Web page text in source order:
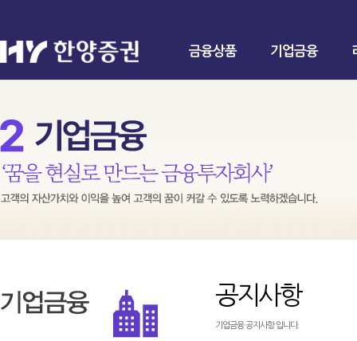
금융상품 기업금융
공지사항
기업금융 공지사항 입니다.